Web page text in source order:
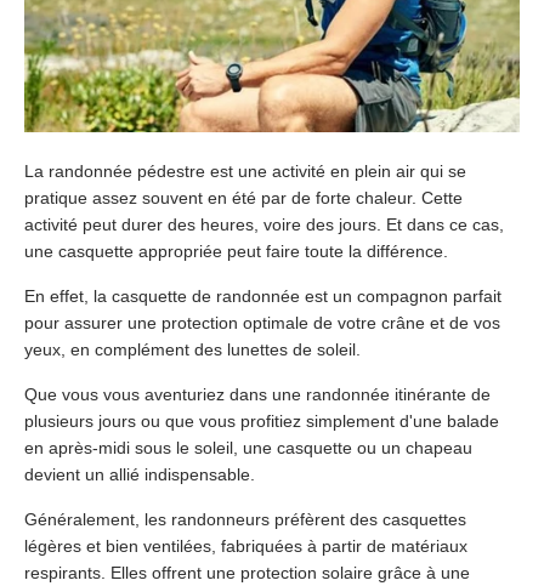
La randonnée pédestre est une activité en plein air qui se
pratique assez souvent en été par de forte chaleur. Cette
activité peut durer des heures, voire des jours. Et dans ce cas,
une casquette appropriée peut faire toute la différence.
En effet, la casquette de randonnée est un compagnon parfait
pour assurer une protection optimale de votre crâne et de vos
yeux, en complément des lunettes de soleil.
Que vous vous aventuriez dans une randonnée itinérante de
plusieurs jours ou que vous profitiez simplement d'une balade
en après-midi sous le soleil, une casquette ou un chapeau
devient un allié indispensable.
Généralement, les randonneurs préfèrent des casquettes
légères et bien ventilées, fabriquées à partir de matériaux
respirants. Elles offrent une protection solaire grâce à une